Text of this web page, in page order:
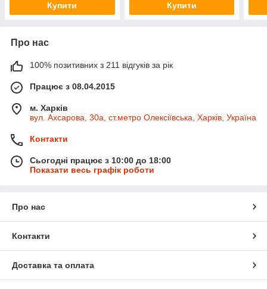
Купити Купити
Про нас
100% позитивних з 211 відгуків за рік
Працює з 08.04.2015
м. Харків
вул. Ахсарова, 30а, ст.метро Олексіївська, Харків, Україна
Контакти
Сьогодні працює з 10:00 до 18:00
Показати весь графік роботи
Про нас
Контакти
Доставка та оплата